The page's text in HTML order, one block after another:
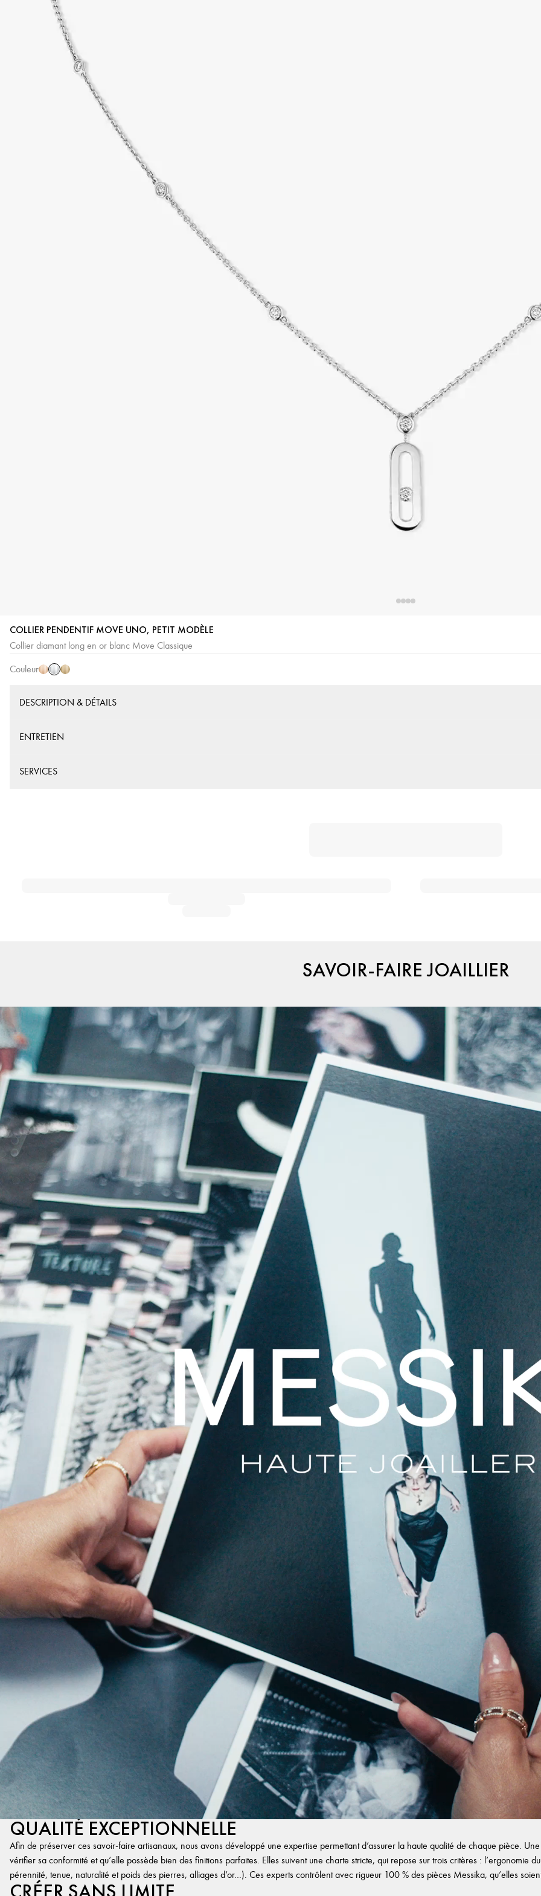
COLLIER PENDENTIF MOVE UNO, PETIT MODÈLE
Collier diamant long en or blanc Move Classique
Couleur
Or
Or
Blanc
Or
DESCRIPTION & DÉTAILS
ENTRETIEN
SERVICES
SAVOIR-FAIRE JOAILLIER
QUALITÉ EXCEPTIONNELLE
Afin de préserver ces savoir-faire artisanaux, nous avons développé une expertise permettant d’assurer la haute qualité de chaque pièce.
vérifier sa conformité et qu’elle possède bien des finitions parfaites. Elles suivent une charte stricte, qui repose sur trois critères : l’ergonomie
pérennité, tenue, naturalité et poids des pierres, alliages d’or…). Ces experts contrôlent avec rigueur 100 % des pièces Messika, qu’elles